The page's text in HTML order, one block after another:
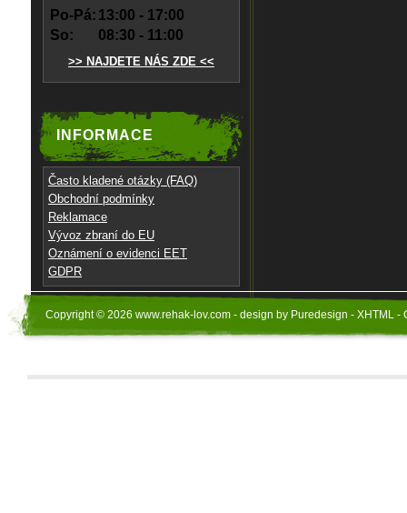
Po-Pá: 13:00 - 17:00
So:
08:30 - 11:00
>> NAJDETE NÁS ZDE <<
INFORMACE
Často kladené otázky (FAQ)
Obchodní podmínky
Reklamace
Vývoz zbraní do EU
Oznámení o evidenci EET
GDPR
Copyright © 2026 www.rehak-lov.com - design by Puredesign - XHTML -